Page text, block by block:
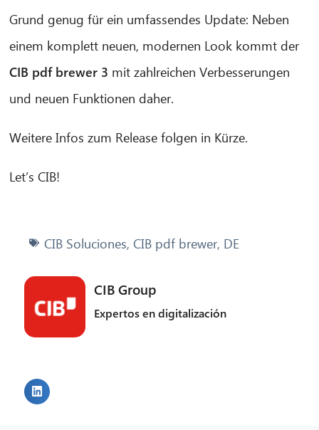
Grund genug für ein umfassendes Update: Neben
einem komplett neuen, modernen Look kommt der
CIB pdf brewer 3 mit zahlreichen Verbesserungen
und neuen Funktionen daher.
Weitere Infos zum Release folgen in Kürze.
Let’s CIB!
CIB Soluciones, CIB pdf brewer, DE
CIB Group
Expertos en digitalización
CIB AI ChatBot